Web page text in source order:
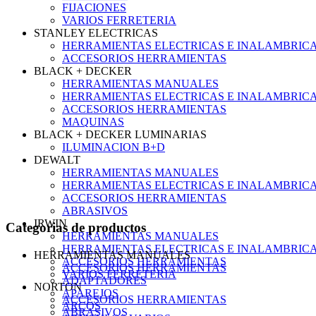
FIJACIONES
VARIOS FERRETERIA
STANLEY ELECTRICAS
HERRAMIENTAS ELECTRICAS E
ACCESORIOS HERRAMIENTAS
BLACK + DECKER
HERRAMIENTAS MANUALES
HERRAMIENTAS ELECTRICAS E
ACCESORIOS HERRAMIENTAS
MAQUINAS
BLACK + DECKER LUMINARIAS
ILUMINACION B+D
DEWALT
HERRAMIENTAS MANUALES
HERRAMIENTAS ELECTRICAS E
ACCESORIOS HERRAMIENTAS
ABRASIVOS
IRWIN
HERRAMIENTAS MANUALES
HERRAMIENTAS ELECTRICAS E
ACCESORIOS HERRAMIENTAS
VARIOS FERRETERIA
NORTON
ACCESORIOS HERRAMIENTAS
ABRASIVOS
Categorias de productos
HERRAMIENTAS MANUALES
ACCESORIOS HERRAMIENTAS
ADAPTADORES
APAREJOS
ARCOS